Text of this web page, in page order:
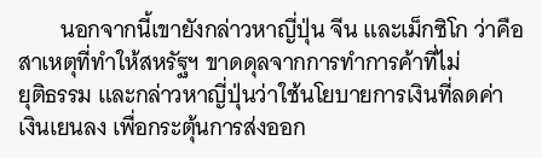
นอกจากนี้เขายังกล่าวหาญี่ปุ่น จีน และเม็กซิโก ว่าคือ
สาเหตุที่ทำให้สหรัฐฯ ขาดดุลจากการทำการค้าที่ไม่
ยุติธรรม และกล่าวหาญี่ปุ่นว่าใช้นโยบายการเงินที่ลดค่า
เงินเยนลง เพื่อกระตุ้นการส่งออก